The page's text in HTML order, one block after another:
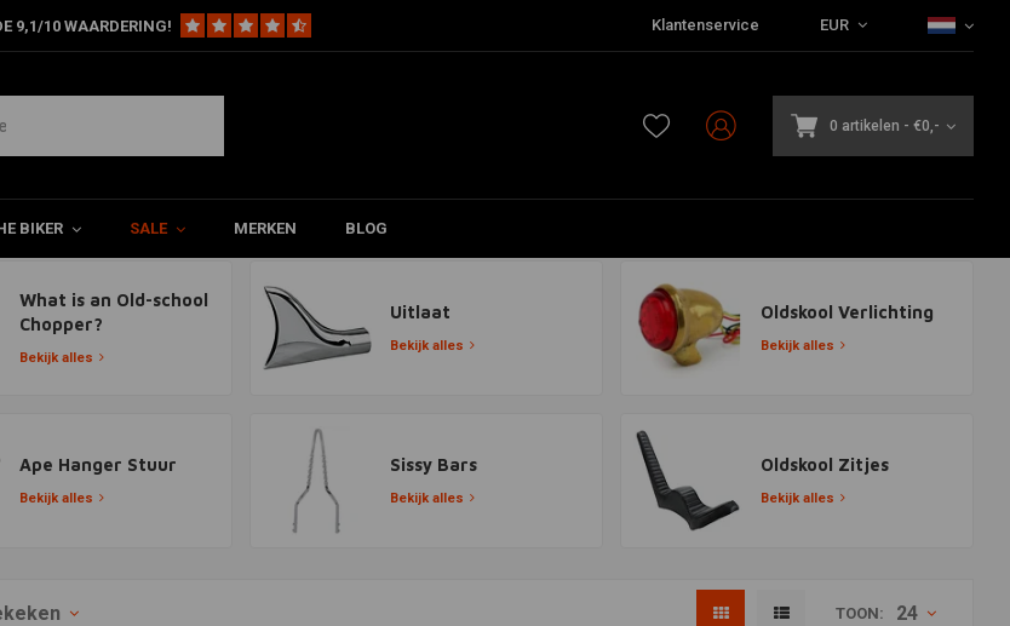
9,1/10 WAARDERING! Klantenservice EUR
0 artikelen - €0,-
BIKER SALE MERKEN BLOG
What is an Old-school
Chopper?
Bekijk alles
Uitlaat
Bekijk alles
Oldskool Verlichting
Bekijk alles
Ape Hanger Stuur
Bekijk alles
Sissy Bars
Bekijk alles
Oldskool Zitjes
Bekijk alles
TOON: 24